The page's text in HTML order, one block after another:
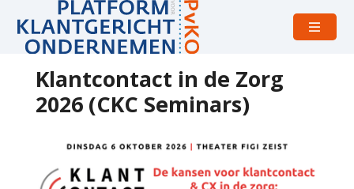
Open
Klantcontact in de Zorg
2026 (CKC Seminars)